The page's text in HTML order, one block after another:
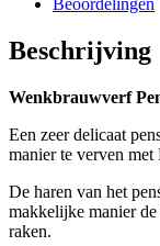
Beoordelingen
Beschrijving
Wenkbrauwverf
Een zeer delicaat
manier te verven
De haren van het
makkelijke manier
raken.